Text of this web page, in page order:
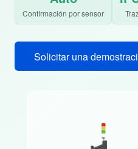
Confirmación por sensor
Solicitar una